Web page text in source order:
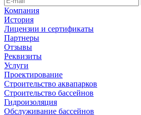
Компания
История
Лицензии и сертификаты
Партнеры
Отзывы
Реквизиты
Услуги
Проектирование
Строительство аквапарков
Строительство бассейнов
Гидроизоляция
Обслуживание бассейнов